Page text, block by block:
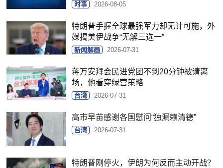
时事 2026-08-05
特朗普手握全球最强军力却无计可施，外
媒揭美伊战争“无解三选一”
新闻解画 2026-07-31
蒋万安拜会民进党团不到20分钟被请离
场，他看穿绿营策略
台湾 2026-07-31
高市早苗感谢各国慰问“独漏赖清德”
台湾 2026-07-31
特朗普刚停火，伊朗为何反而主动开战？